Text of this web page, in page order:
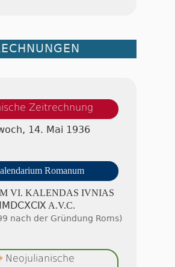
Zeitrechnung
14. Mai 1936
Romanum
VI. KA­LEN­DAS IVNIAS
A.V.C.
nach der Gründung Roms)
Neojulianische